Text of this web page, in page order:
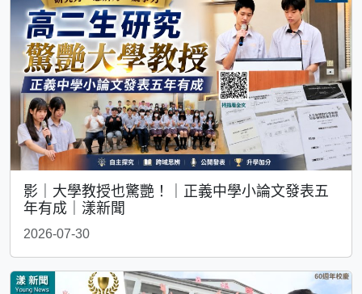
影｜大學教授也驚艷！｜正義中學小論文發表五
年有成｜漾新聞
2026-07-30